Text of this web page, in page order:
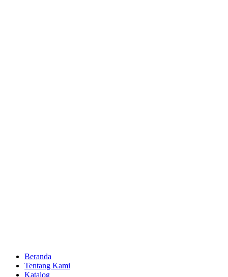
Beranda
Tentang Kami
Katalog